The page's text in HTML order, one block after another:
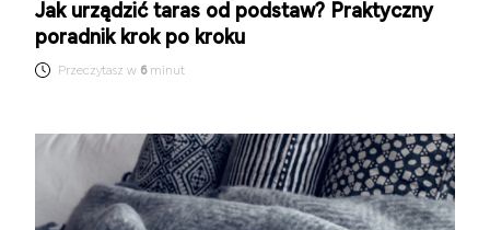
Jak urządzić taras od podstaw? Praktyczny
poradnik krok po kroku
Przeczytasz w 6minut